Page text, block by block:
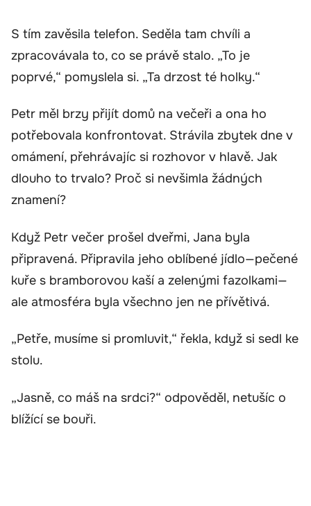
S tím zavěsila telefon. Seděla tam chvíli a
zpracovávala to, co se právě stalo. „To je
poprvé,“ pomyslela si. „Ta drzost té holky.“
Petr měl brzy přijít domů na večeři a ona ho
potřebovala konfrontovat. Strávila zbytek dne v
omámení, přehrávajíc si rozhovor v hlavě. Jak
dlouho to trvalo? Proč si nevšimla žádných
znamení?
Když Petr večer prošel dveřmi, Jana byla
připravená. Připravila jeho oblíbené jídlo—pečené
kuře s bramborovou kaší a zelenými fazolkami—
ale atmosféra byla všechno jen ne přívětivá.
„Petře, musíme si promluvit,“ řekla, když si sedl ke
stolu.
„Jasně, co máš na srdci?“ odpověděl, netušíc o
blížící se bouři.